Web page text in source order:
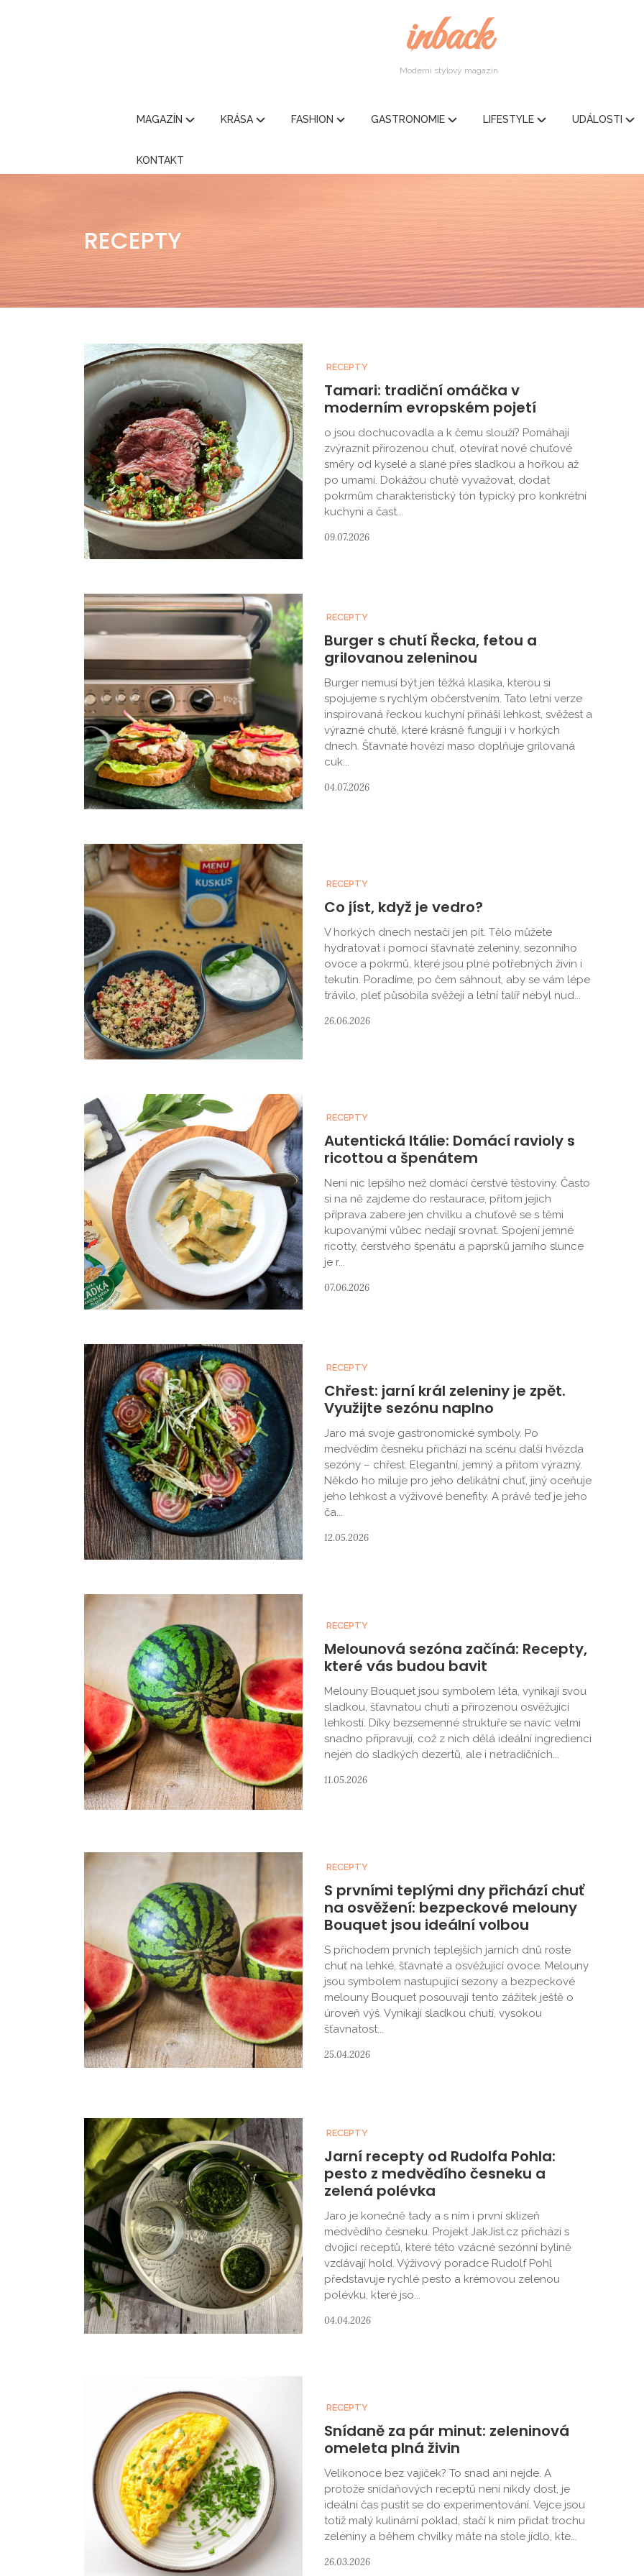
inback
Moderní stylový magazín
MAGAZÍN KRÁSA FASHION GASTRONOMIE LIFESTYLE UDÁLOSTI
KONTAKT
RECEPTY
RECEPTY
Tamari: tradiční omáčka v
moderním evropském pojetí
o jsou dochucovadla a k čemu slouží? Pomáhají
zvýraznit přirozenou chuť, otevírat nové chuťové
směry od kyselé a slané přes sladkou a hořkou až
po umami. Dokážou chutě vyvažovat, dodat
pokrmům charakteristický tón typický pro konkrétní
kuchyni a čast...
09.07.2026
RECEPTY
Burger s chutí Řecka, fetou a
grilovanou zeleninou
Burger nemusí být jen těžká klasika, kterou si
spojujeme s rychlým občerstvením. Tato letní verze
inspirovaná řeckou kuchyní přináší lehkost, svěžest a
výrazné chutě, které krásně fungují i v horkých
dnech. Šťavnaté hovězí maso doplňuje grilovaná
cuk...
04.07.2026
RECEPTY
Co jíst, když je vedro?
V horkých dnech nestačí jen pít. Tělo můžete
hydratovat i pomocí šťavnaté zeleniny, sezonního
ovoce a pokrmů, které jsou plné potřebných živin i
tekutin. Poradíme, po čem sáhnout, aby se vám lépe
trávilo, pleť působila svěžeji a letní talíř nebyl nud...
26.06.2026
RECEPTY
Autentická Itálie: Domácí ravioly s
ricottou a špenátem
Není nic lepšího než domácí čerstvé těstoviny. Často
si na ně zajdeme do restaurace, přitom jejich
příprava zabere jen chvilku a chuťově se s těmi
kupovanými vůbec nedají srovnat. Spojení jemné
ricotty, čerstvého špenátu a paprsků jarního slunce
je r...
07.06.2026
RECEPTY
Chřest: jarní král zeleniny je zpět.
Využijte sezónu naplno
Jaro má svoje gastronomické symboly. Po
medvědím česneku přichází na scénu další hvězda
sezóny – chřest. Elegantní, jemný a přitom výrazný.
Někdo ho miluje pro jeho delikátní chuť, jiný oceňuje
jeho lehkost a výživové benefity. A právě teď je jeho
ča...
12.05.2026
RECEPTY
Melounová sezóna začíná: Recepty,
které vás budou bavit
Melouny Bouquet jsou symbolem léta, vynikají svou
sladkou, šťavnatou chutí a přirozenou osvěžující
lehkostí. Díky bezsemenné struktuře se navíc velmi
snadno připravují, což z nich dělá ideální ingredienci
nejen do sladkých dezertů, ale i netradičních...
11.05.2026
RECEPTY
S prvními teplými dny přichází chuť
na osvěžení: bezpec­kové melouny
Bouquet jsou ideální volbou
S příchodem prvních teplejších jarních dnů roste
chuť na lehké, šťavnaté a osvěžující ovoce. Melouny
jsou symbolem nastupující sezony a bezpeckové
melouny Bouquet posouvají tento zážitek ještě o
úroveň výš. Vynikají sladkou chutí, vysokou
šťavnatost...
25.04.2026
RECEPTY
Jarní recepty od Rudolfa Pohla:
pesto z medvědího česneku a
zelená polévka
Jaro je konečně tady a s ním i první sklizeň
medvědího česneku. Projekt JakJíst.cz přichází s
dvojicí receptů, které této vzácné sezónní bylině
vzdávají hold. Výživový poradce Rudolf Pohl
představuje rychlé pesto a krémovou zelenou
polévku, které jso...
04.04.2026
RECEPTY
Snídaně za pár minut: zeleninová
omeleta plná živin
Velikonoce bez vajíček? To snad ani nejde. A
protože snídaňových receptů není nikdy dost, je
ideální čas pustit se do experimentování. Vejce jsou
totiž malý kulinární poklad, stačí k nim přidat trochu
zeleniny a během chvilky máte na stole jídlo, kte...
26.03.2026